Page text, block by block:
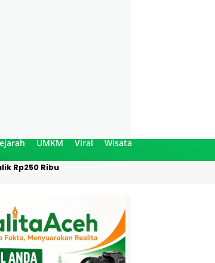
UMKM Viral Wisata
Rp250 Ribu